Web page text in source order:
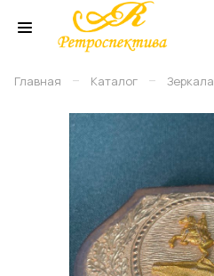
Главная – Каталог – Зеркала